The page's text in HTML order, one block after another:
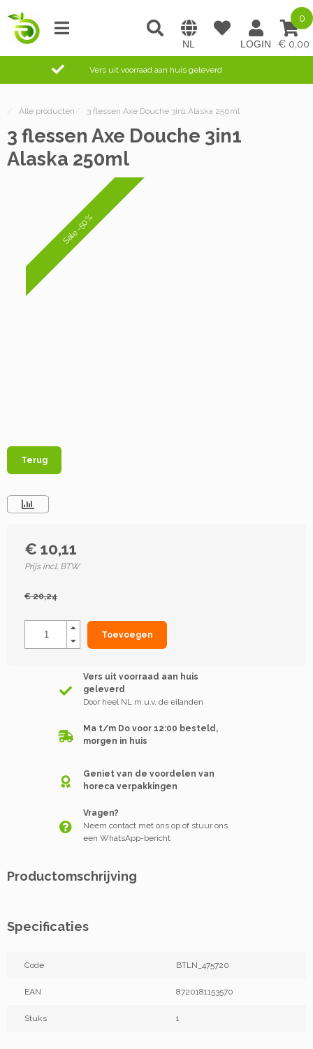
0,00
0
Vers uit voorraad aan huis geleverd
/ Alle producten / 3 flessen Axe Douche 3in1 Alaska 250ml
3 flessen Axe Douche 3in1
Alaska 250ml
Sale -50%
Terug
€ 10,11
Prijs incl. BTW
€ 20,24
Toevoegen
Vers uit voorraad aan huis
geleverd
Door heel NL m.u.v. de eilanden
Ma t/m Do voor 12:00 besteld,
morgen in huis
Geniet van de voordelen van
horeca verpakkingen
Vragen?
Neem contact met ons op of stuur ons
een WhatsApp-bericht
Productomschrijving
Specificaties
Code BTLN_475720
EAN 8720181153570
Stuks 1